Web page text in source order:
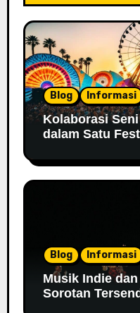
Blog Informasi
Kolaborasi
dalam Satu
Blog Informasi
Musik Indie
Sorotan